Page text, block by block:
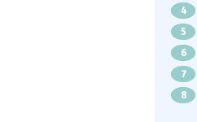
4
5
6
7
8